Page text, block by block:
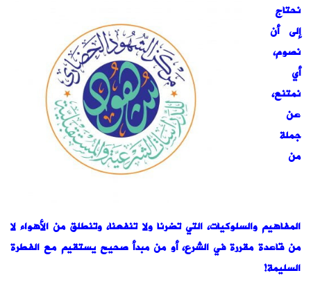
نحتاج
إلى أن
نصوم،
أي
نمتنع،
عن
جملة
من
المفاهيم والسلوكيات، التي تضرنا ولا تنفعنا، وتنطلق من الأهواء لا
من قاعدة مقررة في الشرع، أو من مبدأ صحيح يستقيم مع الفطرة
السليمة!